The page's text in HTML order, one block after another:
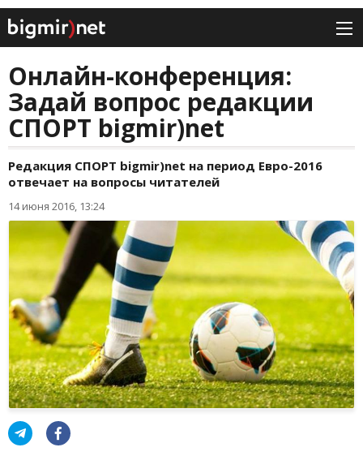
Онлайн-конференция:
Задай вопрос редакции
СПОРТ bigmir)net
Редакция СПОРТ bigmir)net на период Евро-2016
отвечает на вопросы читателей
14 июня 2016, 13:24